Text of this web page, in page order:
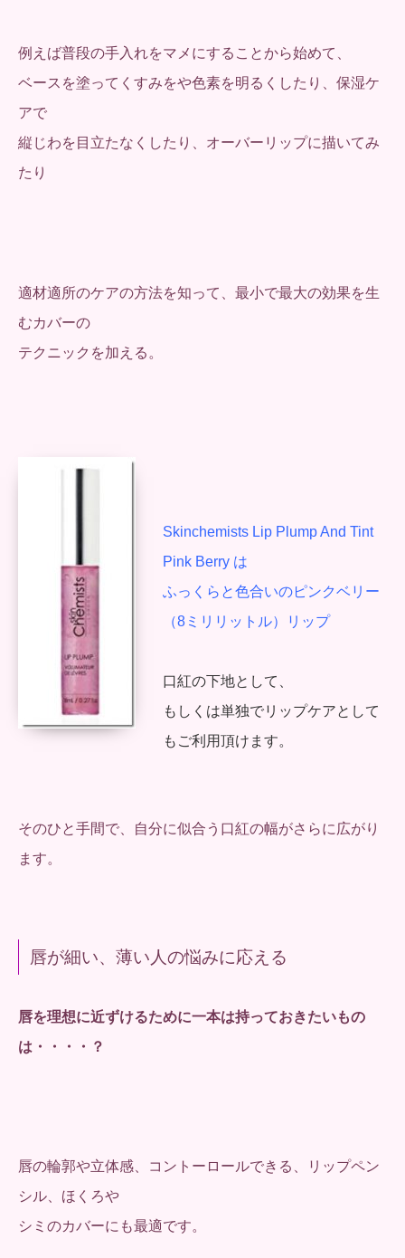
例えば普段の手入れをマメにすることから始めて、
ベースを塗ってくすみをや色素を明るくしたり、保湿ケ
アで
縦じわを目立たなくしたり、オーバーリップに描いてみ
たり
適材適所のケアの方法を知って、最小で最大の効果を生
むカバーの
テクニックを加える。
Skinchemists Lip Plump And Tint
Pink Berry は
ふっくらと色合いのピンクベリー
（8ミリリットル）リップ
口紅の下地として、
もしくは単独でリップケアとして
もご利用頂けます。
そのひと手間で、自分に似合う口紅の幅がさらに広がり
ます。
唇が細い、薄い人の悩みに応える
唇を理想に近ずけるために一本は持っておきたいもの
は・・・・？
唇の輪郭や立体感、コントーロールできる、リップペン
シル、ほくろや
シミのカバーにも最適です。